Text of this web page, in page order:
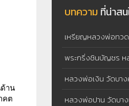
ด้าน
คต
บทความ ที่น่าส
เหรียญหลวงพ่อทว
พระกริ่งชินบัญชร ห
จังหวัดระยอง
หลวงพ่อเงิน วัดบา
เหรียญหล่อจอบเล็ก
หลวงพ่อปาน วัดบาง